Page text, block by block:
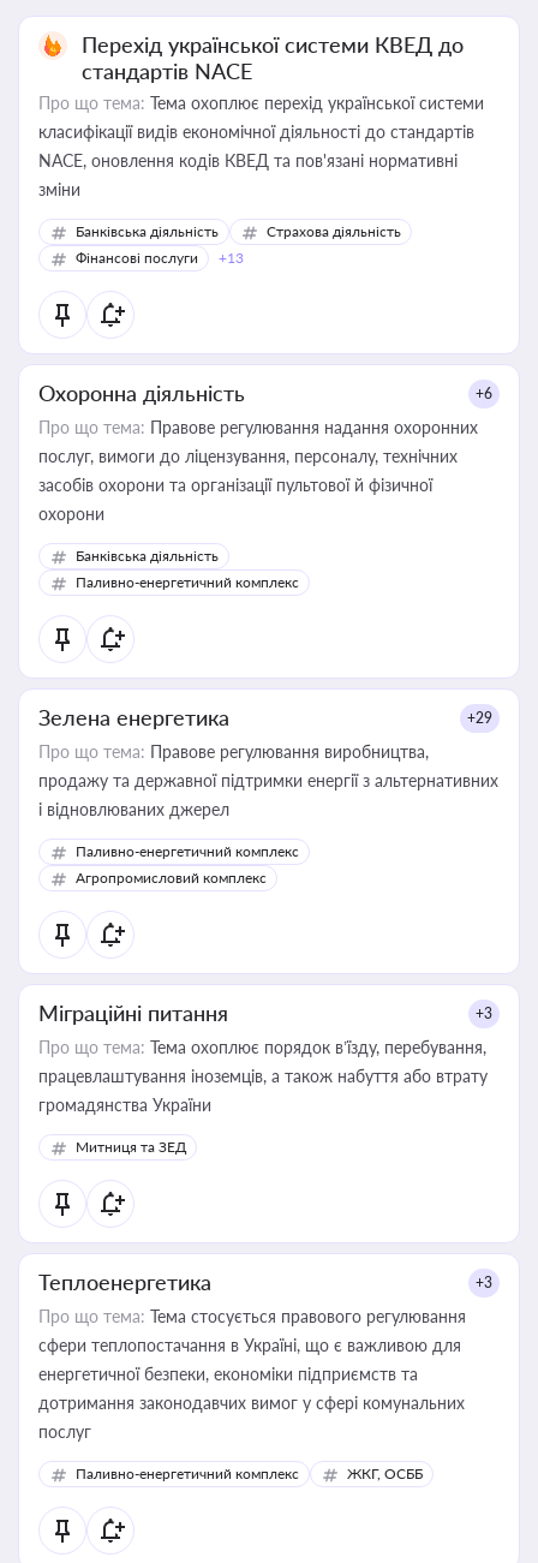
Перехід української системи КВЕД до
стандартів NACE
Про що тема: Тема охоплює перехід української системи
класифікації видів економічної діяльності до стандартів
NACE, оновлення кодів КВЕД та пов'язані нормативні
зміни
Банківська діяльність
Страхова діяльність
Фінансові послуги
+13
Охоронна діяльність +6
Про що тема: Правове регулювання надання охоронних
послуг, вимоги до ліцензування, персоналу, технічних
засобів охорони та організації пультової й фізичної
охорони
Банківська діяльність
Паливно-енергетичний комплекс
Зелена енергетика +29
Про що тема: Правове регулювання виробництва,
продажу та державної підтримки енергії з альтернативних
і відновлюваних джерел
Паливно-енергетичний комплекс
Агропромисловий комплекс
Міграційні питання +3
Про що тема: Тема охоплює порядок в’їзду, перебування,
працевлаштування іноземців, а також набуття або втрату
громадянства України
Митниця та ЗЕД
Теплоенергетика +3
Про що тема: Тема стосується правового регулювання
сфери теплопостачання в Україні, що є важливою для
енергетичної безпеки, економіки підприємств та
дотримання законодавчих вимог у сфері комунальних
послуг
Паливно-енергетичний комплекс ЖКГ, ОСББ